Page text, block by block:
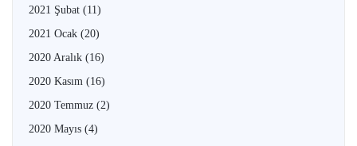
2021 Şubat (11)
2021 Ocak (20)
2020 Aralık (16)
2020 Kasım (16)
2020 Temmuz (2)
2020 Mayıs (4)